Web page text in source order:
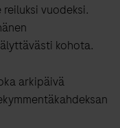
vuodeksi.
kohota.
arkipäivä